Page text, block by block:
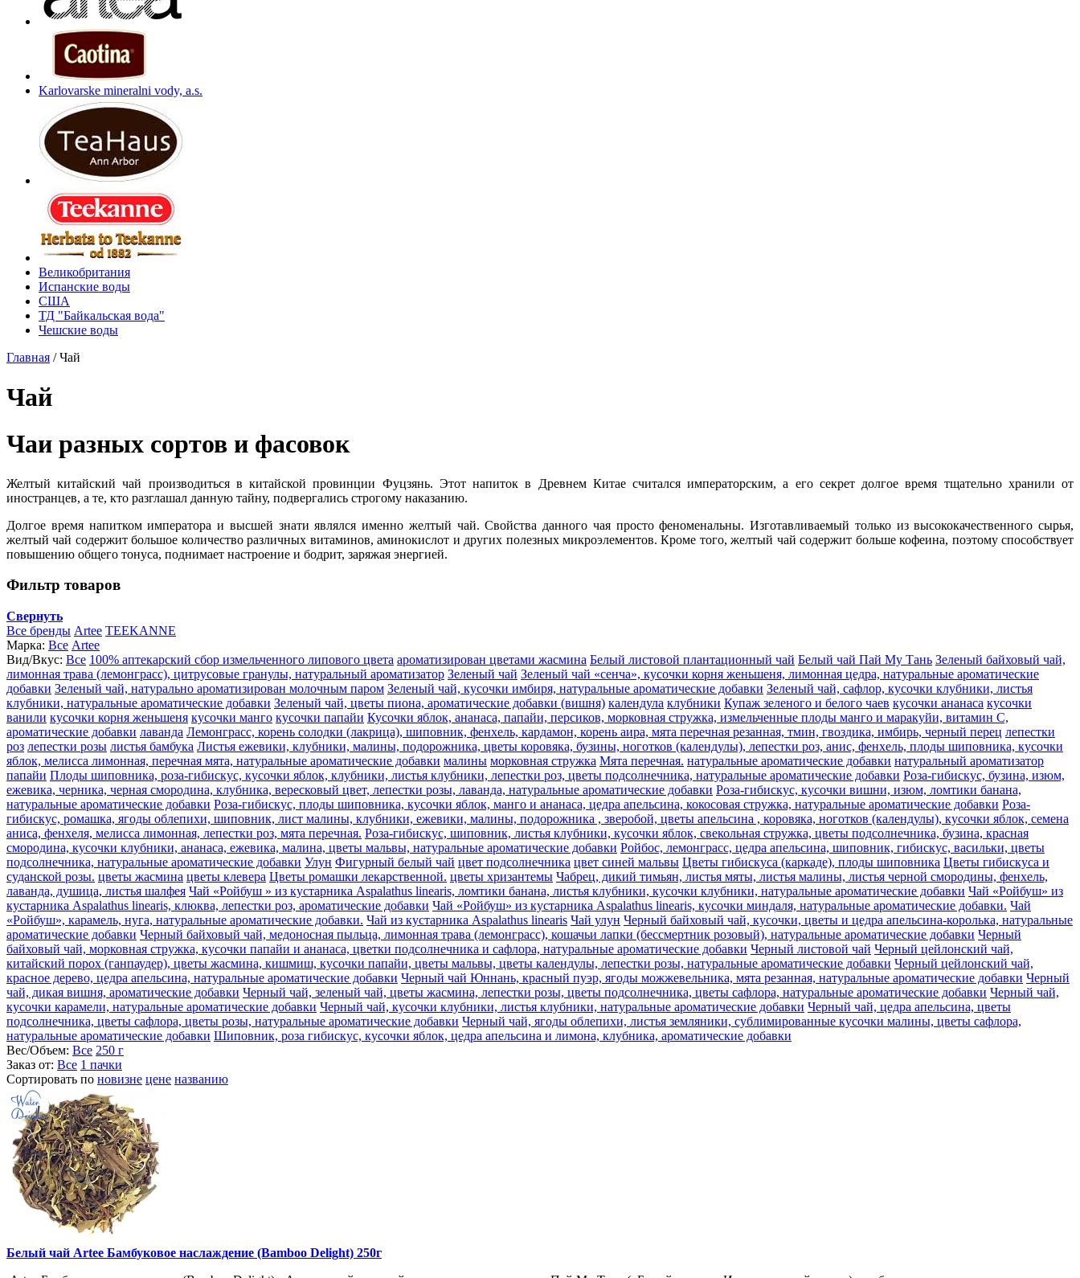
Karlovarske mineralni vody, a.s.
Великобритания
Испанские воды
США
ТД "Байкальская вода"
Чешские воды
Главная /Чай
Чай
Чаи разных сортов и фасовок
Желтый китайский чай производиться в китайской провинции Фуцзянь. Этот напиток в Древнем Китае считался императорским, а его секрет долгое время тщательно хранили от
иностранцев, а те, кто разглашал данную тайну, подвергались строгому наказанию.
Долгое время напитком императора и высшей знати являлся именно желтый чай. Свойства данного чая просто феноменальны. Изготавливаемый только из высококачественного сырья,
желтый чай содержит большое количество различных витаминов, аминокислот и других полезных микроэлементов. Кроме того, желтый чай содержит больше кофеина, поэтому способствует
повышению общего тонуса, поднимает настроение и бодрит, заряжая энергией.
Фильтр товаров
Свернуть
Все бренды Artee TEEKANNE
Марка: Все Artee
Вид/Вкус: Все 100% аптекарский сбор измельченного липового цвета ароматизирован цветами жасмина Белый листовой плантационный чай Белый чай Пай Му Тань Зеленый байховый чай,
лимонная трава (лемонграсс), цитрусовые гранулы, натуральный ароматизатор Зеленый чай Зеленый чай «сенча», кусочки корня женьшеня, лимонная цедра, натуральные ароматические
добавки Зеленый чай, натурально ароматизирован молочным паром Зеленый чай, кусочки имбиря, натуральные ароматические добавки Зеленый чай, сафлор, кусочки клубники, листья
клубники, натуральные ароматические добавки Зеленый чай, цветы пиона, ароматические добавки (вишня) календула клубники Купаж зеленого и белого чаев кусочки ананаса кусочки
ванили кусочки корня женьшеня кусочки манго кусочки папайи Кусочки яблок, ананаса, папайи, персиков, морковная стружка, измельченные плоды манго и маракуйи, витамин С,
ароматические добавки лаванда Лемонграсс, корень солодки (лакрица), шиповник, фенхель, кардамон, корень аира, мята перечная резанная, тмин, гвоздика, имбирь, черный перец лепестки
роз лепестки розы листья бамбука Листья ежевики, клубники, малины, подорожника, цветы коровяка, бузины, ноготков (календулы), лепестки роз, анис, фенхель, плоды шиповника, кусочки
яблок, мелисса лимонная, перечная мята, натуральные ароматические добавки малины морковная стружка Мята перечная. натуральные ароматические добавки натуральный ароматизатор
папайи Плоды шиповника, роза-гибискус, кусочки яблок, клубники, листья клубники, лепестки роз, цветы подсолнечника, натуральные ароматические добавки Роза-гибискус, бузина, изюм,
ежевика, черника, черная смородина, клубника, вересковый цвет, лепестки розы, лаванда, натуральные ароматические добавки Роза-гибискус, кусочки вишни, изюм, ломтики банана,
натуральные ароматические добавки Роза-гибискус, плоды шиповника, кусочки яблок, манго и ананаса, цедра апельсина, кокосовая стружка, натуральные ароматические добавки Роза-
гибискус, ромашка, ягоды облепихи, шиповник, лист малины, клубники, ежевики, малины, подорожника , зверобой, цветы апельсина , коровяка, ноготков (календулы), кусочки яблок, семена
аниса, фенхеля, мелисса лимонная, лепестки роз, мята перечная. Роза-гибискус, шиповник, листья клубники, кусочки яблок, свекольная стружка, цветы подсолнечника, бузина, красная
смородина, кусочки клубники, ананаса, ежевика, малина, цветы мальвы, натуральные ароматические добавки Ройбос, лемонграсc, цедра апельсина, шиповник, гибискус, васильки, цветы
подсолнечника, натуральные ароматические добавки Улун Фигурный белый чай цвет подсолнечника цвет синей мальвы Цветы гибискуса (каркаде), плоды шиповника Цветы гибискуса и
суданской розы. цветы жасмина цветы клевера Цветы ромашки лекарственной. цветы хризантемы Чабрец, дикий тимьян, листья мяты, листья малины, листья черной смородины, фенхель,
лаванда, душица, листья шалфея Чай «Ройбуш » из кустарника Aspalathus linearis, ломтики банана, листья клубники, кусочки клубники, натуральные ароматические добавки Чай «Ройбуш» из
кустарника Aspalathus linearis, клюква, лепестки роз, ароматические добавки Чай «Ройбуш» из кустарника Aspalathus linearis, кусочки миндаля, натуральные ароматические добавки. Чай
«Ройбуш», карамель, нуга, натуральные ароматические добавки. Чай из кустарника Aspalathus linearis Чай улун Черный байховый чай, кусочки, цветы и цедра апельсина-королька, натуральные
ароматические добавки Черный байховый чай, медоносная пыльца, лимонная трава (лемонграсс), кошачьи лапки (бессмертник розовый), натуральные ароматические добавки Черный
байховый чай, морковная стружка, кусочки папайи и ананаса, цветки подсолнечника и сафлора, натуральные ароматические добавки Черный листовой чай Черный цейлонский чай,
китайский порох (ганпаудер), цветы жасмина, кишмиш, кусочки папайи, цветы мальвы, цветы календулы, лепестки розы, натуральные ароматические добавки Черный цейлонский чай,
красное дерево, цедра апельсина, натуральные ароматические добавки Черный чай Юннань, красный пуэр, ягоды можжевельника, мята резанная, натуральные ароматические добавки Черный
чай, дикая вишня, ароматические добавки Черный чай, зеленый чай, цветы жасмина, лепестки розы, цветы подсолнечника, цветы сафлора, натуральные ароматические добавки Черный чай,
кусочки карамели, натуральные ароматические добавки Черный чай, кусочки клубники, листья клубники, натуральные ароматические добавки Черный чай, цедра апельсина, цветы
подсолнечника, цветы сафлора, цветы розы, натуральные ароматические добавки Черный чай, ягоды облепихи, листья земляники, сублимированные кусочки малины, цветы сафлора,
натуральные ароматические добавки Шиповник, роза гибискус, кусочки яблок, цедра апельсина и лимона, клубника, ароматические добавки
Вес/Объем: Все 250 г
Заказ от: Все 1 пачки
Сортировать по новизне цене названию
Белый чай Artee Бамбуковое наслаждение (Bamboo Delight) 250г